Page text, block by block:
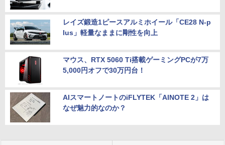
レイズ鍛造1ピースアルミホイール「CE28 N-p
lus」軽量なままに剛性を向上
マウス、RTX 5060 Ti搭載ゲーミングPCが7万
5,000円オフで30万円台！
AIスマートノートのiFLYTEK「AINOTE 2」は
なぜ魅力的なのか？